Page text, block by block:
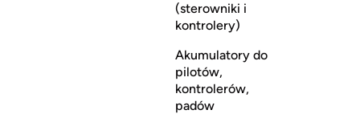
(sterowniki i
kontrolery)
Akumulatory do
pilotów,
kontrolerów,
padów